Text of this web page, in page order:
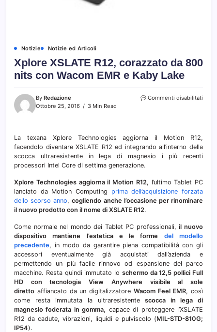
Notizie Notizie ed Articoli
Xplore XSLATE R12, corazzato da 800
nits con Wacom EMR e Kaby Lake
By Redazione
Ottobre 25, 2016
3 Min Read
Commenti disabilitati
800
nits
EMR
Kaby
La texana Xplore Technologies aggiorna il Motion R12,
facendolo diventare XSLATE R12 ed integrando all’interno della
scocca ultraresistente in lega di magnesio i più recenti
processori Intel Core di settima generazione.
Xplore Technologies aggiorna il Motion R12, l’ultimo Tablet PC
lanciato da Motion Computing prima dell’acquisizione forzata
dello scorso anno,cogliendo anche l’occasione per rinominare
il nuovo prodotto con il nome di XSLATE R12.
Come normale nel mondo dei Tablet PC professionali,il nuovo
dispositivo mantiene l’estetica e le forme del modello
precedente, in modo da garantire piena compatibilità con gli
accessori eventualmente già acquistati dall’azienda e
permettendo un più facile rinnovo od espansione del parco
macchine. Resta quindi immutato lo schermo da 12,5 pollici Full
HD con tecnologia View Anywhere visibile al sole
diretto affiancato da un digitalizzatore Wacom Feel EMR, così
come resta immutata la ultraresistentescocca in lega di
magnesio foderata in gomma, capace di proteggere l’XSLATE
R12 da cadute, vibrazioni, liquidi e pulviscolo (MIL-STD-810G;
IP54).